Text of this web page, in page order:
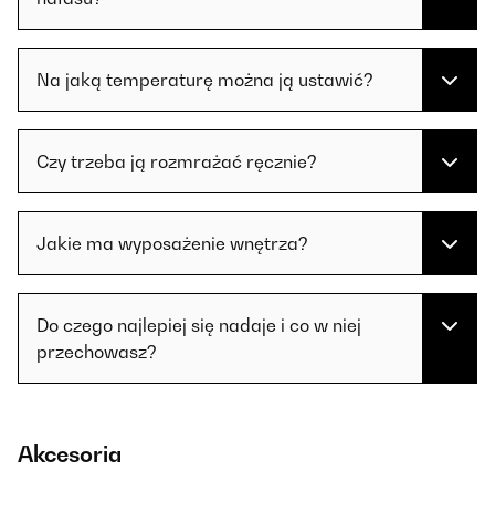
Na jaką temperaturę można ją ustawić?
Czy trzeba ją rozmrażać ręcznie?
Jakie ma wyposażenie wnętrza?
Do czego najlepiej się nadaje i co w niej
przechowasz?
Akcesoria